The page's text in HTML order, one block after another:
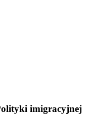
imigracyjnej